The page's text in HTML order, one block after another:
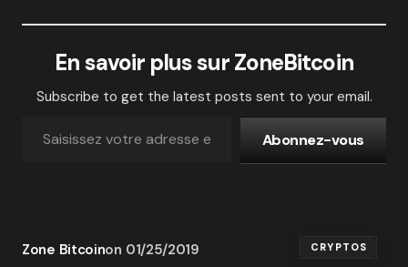
En savoir plus sur ZoneBitcoin
Subscribe to get the latest posts sent to your email.
Abonnez-vous
Zone Bitcoinon 01/25/2019 CRYPTOS